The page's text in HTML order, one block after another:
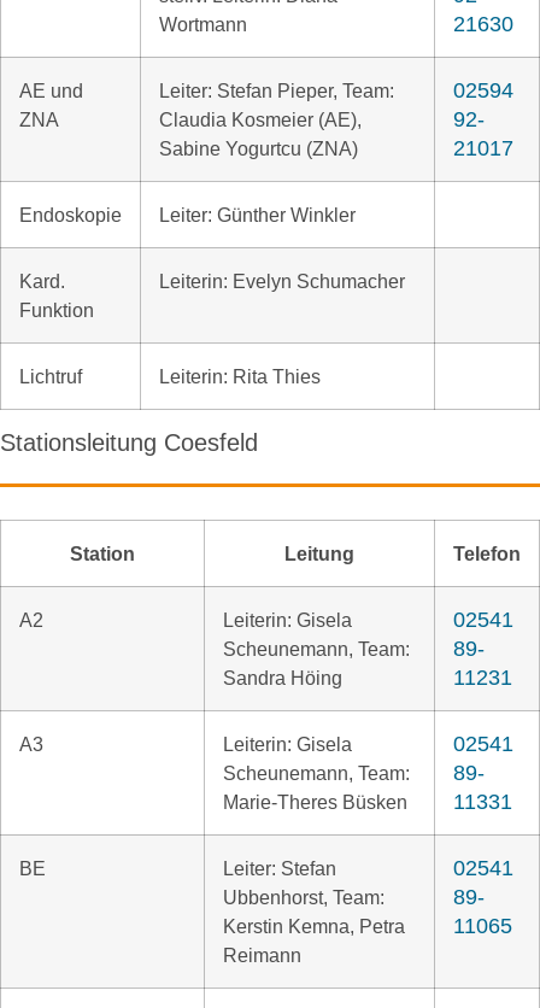
Wortmann
21630
AE und
ZNA
Leiter: Stefan Pieper, Team:
Claudia Kosmeier (AE),
Sabine Yogurtcu (ZNA)
02594
92-
21017
Endoskopie Leiter: Günther Winkler
Kard.
Funktion
Leiterin: Evelyn Schumacher
Lichtruf Leiterin: Rita Thies
Stationsleitung Coesfeld
Station Leitung Telefon
A2
Leiterin: Gisela
Scheunemann, Team:
Sandra Höing
02541
89-
11231
A3
Leiterin: Gisela
Scheunemann, Team:
Marie-Theres Büsken
02541
89-
11331
BE
Leiter: Stefan
Ubbenhorst, Team:
Kerstin Kemna, Petra
Reimann
02541
89-
11065